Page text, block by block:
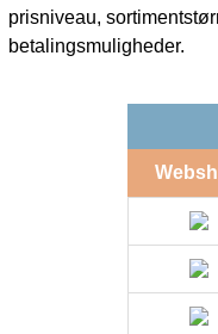
prisniveau,
betalingsmuligheder.